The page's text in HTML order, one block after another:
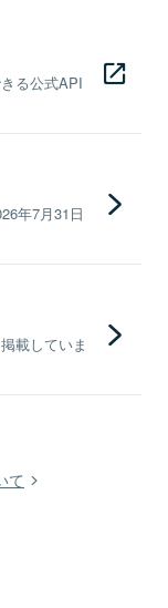
る公式API
年7月31日
載していま
て